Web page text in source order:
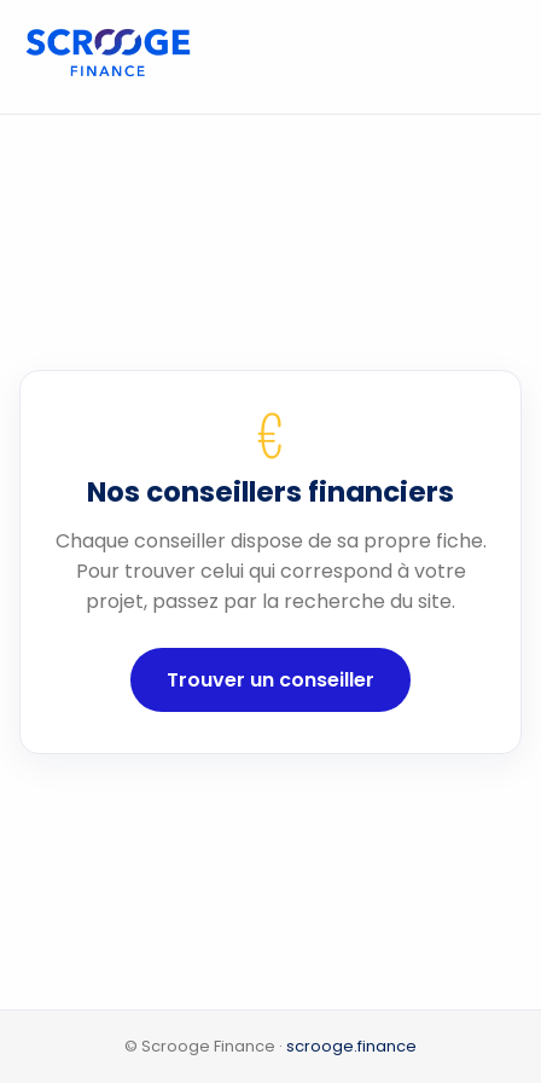
€
Nos conseillers financiers
Chaque conseiller dispose de sa propre fiche.
Pour trouver celui qui correspond à votre
projet, passez par la recherche du site.
Trouver un conseiller
© Scrooge Finance · scrooge.finance